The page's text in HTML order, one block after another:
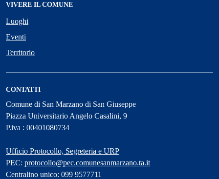
VIVERE IL COMUNE
Luoghi
Eventi
Territorio
CONTATTI
Comune di San Marzano di San Giuseppe
Piazza Universitario Angelo Casalini, 9
P.iva : 00401080734
Ufficio Protocollo, Segreteria e URP
PEC: protocollo@pec.comunesanmarzano.ta.it
Centralino unico: 099 9577711